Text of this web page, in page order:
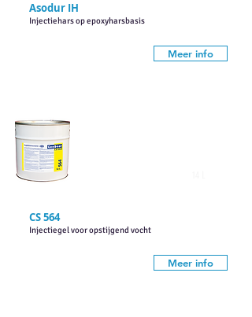
Asodur IH
Injectiehars op epoxyharsbasis
Meer info
CS 564
Injectiegel voor opstijgend vocht
Meer info